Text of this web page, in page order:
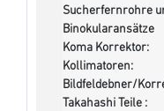
Sucherfernrohre
Binokularansätze
Koma Korrektor:
Kollimatoren:
Bildfeldebner/
Takahashi Teile :